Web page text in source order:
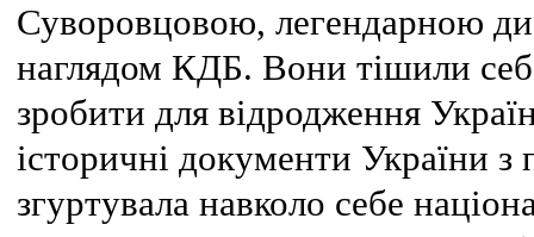
Суворовцовою, легендарною
наглядом КДБ. Вони тішили
зробити для відродження
історичні документи України
згуртувала навколо себе